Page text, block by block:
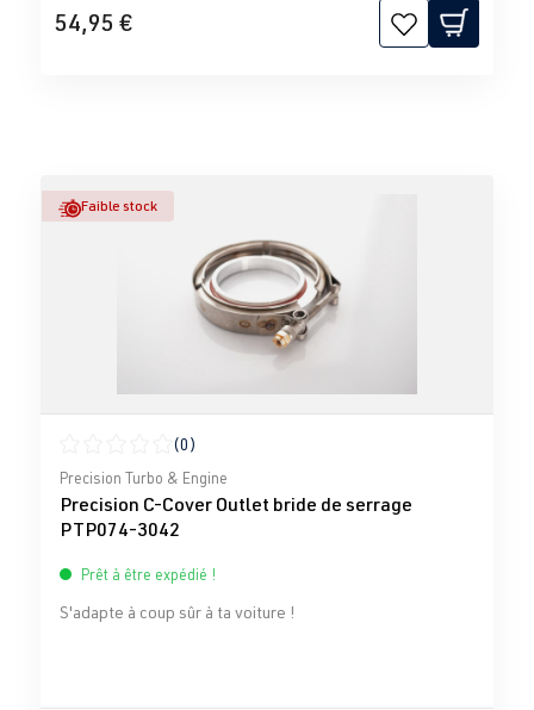
54,95 €
Faible stock
Note moyenne de 0 sur 5 étoiles
(0)
Precision Turbo & Engine
Precision C-Cover Outlet bride de serrage
PTP074-3042
Prêt à être expédié !
S'adapte à coup sûr à ta voiture !